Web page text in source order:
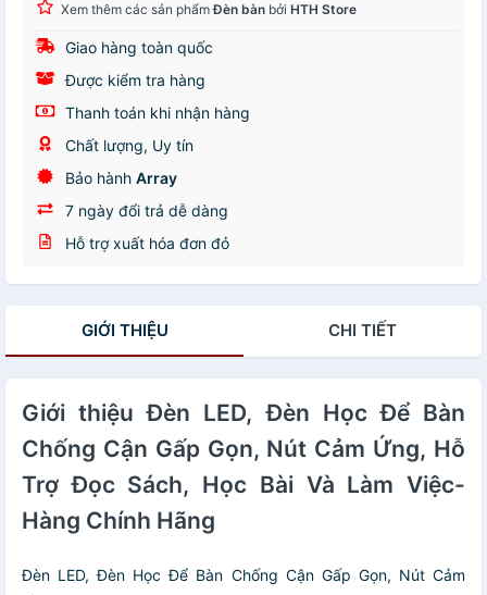
Xem thêm các sản phẩmĐèn bàn bởi HTH Store
Giao hàng toàn quốc
Được kiểm tra hàng
Thanh toán khi nhận hàng
Chất lượng, Uy tín
Bảo hành Array
7 ngày đổi trả dễ dàng
Hỗ trợ xuất hóa đơn đỏ
GIỚI THIỆU CHI TIẾT
Giới thiệu Đèn LED, Đèn Học Để Bàn
Chống Cận Gấp Gọn, Nút Cảm Ứng, Hỗ
Trợ Đọc Sách, Học Bài Và Làm Việc-
Hàng Chính Hãng
Đèn LED, Đèn Học Để Bàn Chống Cận Gấp Gọn, Nút Cảm